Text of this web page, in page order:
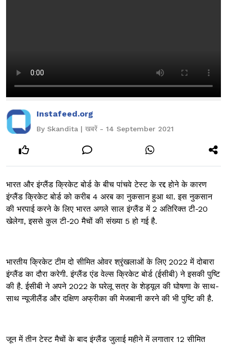
Instafeed.org
By Skandita | खबरें - 14 September 2021
भारत और इंग्लैंड क्रिकेट बोर्ड के बीच पांचवे टेस्ट के रद्द होने के कारण
इंग्लैंड क्रिकेट बोर्ड को करीब 4 अरब का नुकसान हुआ था. इस नुकसान
की भरपाई करने के लिए भारत अगले साल इंग्लैंड में 2 अतिरिक्त टी-20
खेलेगा, इससे कुल टी-20 मैचों की संख्या 5 हो गई है.
भारतीय क्रिकेट टीम दो सीमित ओवर श्रृंखलाओं के लिए 2022 में दोबारा
इंग्लैंड का दौरा करेगी. इंग्लैंड एंड वेल्स क्रिकेट बोर्ड (ईसीबी) ने इसकी पुष्टि
की है. ईसीबी ने अपने 2022 के घरेलू सत्र के शेड्यूल की घोषणा के साथ-
साथ न्यूजीलैंड और दक्षिण अफ्रीका की मेजबानी करने की भी पुष्टि की है.
जून में तीन टेस्ट मैचों के बाद इंग्लैंड जुलाई महीने में लगातार 12 सीमित